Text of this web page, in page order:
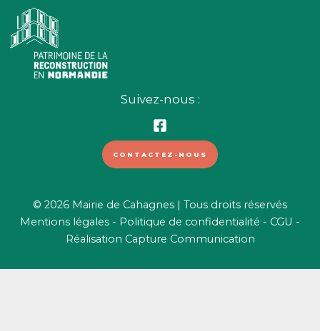
Suivez-nous :
CONTACTEZ-NOUS
© 2026 Mairie de Cahagnes | Tous droits réservés
Mentions légales - Politique de confidentialité - CGU -
Réalisation Capture Communication